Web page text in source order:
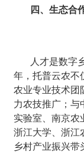
四、生态合
人才是数字
年，托普云农不
农业专业技术团
力农技推广；与
实验室、南京农
浙江大学、浙江
乡村产业振兴带